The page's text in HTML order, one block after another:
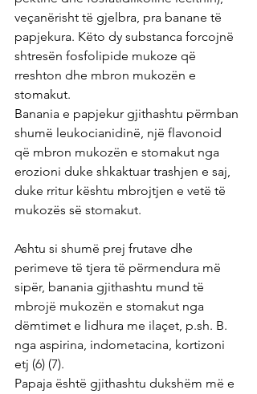
veçanërisht të gjelbra, pra banane të
papjekura. Këto dy substanca forcojnë
shtresën fosfolipide mukoze që
rreshton dhe mbron mukozën e
stomakut.
Banania e papjekur gjithashtu përmban
shumë leukocianidinë, një flavonoid
që mbron mukozën e stomakut nga
erozioni duke shkaktuar trashjen e saj,
duke rritur kështu mbrojtjen e vetë të
mukozës së stomakut.
Ashtu si shumë prej frutave dhe
perimeve të tjera të përmendura më
sipër, banania gjithashtu mund të
mbrojë mukozën e stomakut nga
dëmtimet e lidhura me ilaçet, p.sh. B.
nga aspirina, indometacina, kortizoni
etj (6) (7).
Papaja është gjithashtu dukshëm më e